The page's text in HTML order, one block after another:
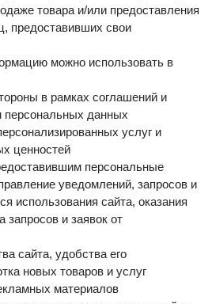
товара и/или предоставления
предоставивших свои
можно использовать в
в рамках соглашений и
персональных данных
услуг и
ценностей
персональные
уведомлений, запросов и
использования сайта, оказания
запросов и заявок от
сайта, удобства его
новых товаров и услуг
материалов